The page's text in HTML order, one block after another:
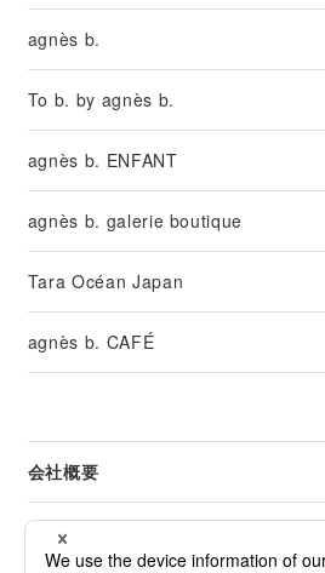
agnès b.
To b. by agnès b.
agnès b. ENFANT
agnès b. galerie boutique
Tara Océan Japan
agnès b. CAFÉ
会社概要
リーガル